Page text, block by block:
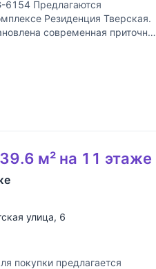
6154 Предлагаются
Резиденция Тверская.
современная приточно-
м² на 11 этаже
улица, 6
покупки предлагается